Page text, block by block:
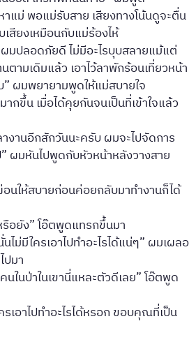
แม่ พอแม่รับสาย เสียงทางโน้นดูจะตื่น
สียงเหมือนกับแม่ร้องไห้
มปลอดภัยดี ไม่มีอะไรบุบสลายแม้แต่
ามเดิมแล้ว เอาไว้ลาพักร้อนเที่ยวหน้า
ผมพยายามพูดให้แม่สบายใจ
กขึ้น เมื่อได้คุยกันจนเป็นที่เข้าใจแล้ว
านอีกสักวันนะครับ ผมจะไปจัดการ
ผมหันไปพูดกับหัวหน้าหลังวางสาย
นให้สบายก่อนค่อยกลับมาทำงานก็ได้
อยัง” โอ๊ตพูดแทรกขึ้นมา
ม่มีใครเอาไปทำอะไรได้แน่ๆ” ผมเผลอ
มา
นในป่าในเขานี่แหละตัวดีเลย” โอ๊ตพูด
เอาไปทำอะไรได้หรอก ขอบคุณที่เป็น